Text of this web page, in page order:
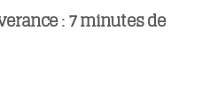
: 7 minutes de